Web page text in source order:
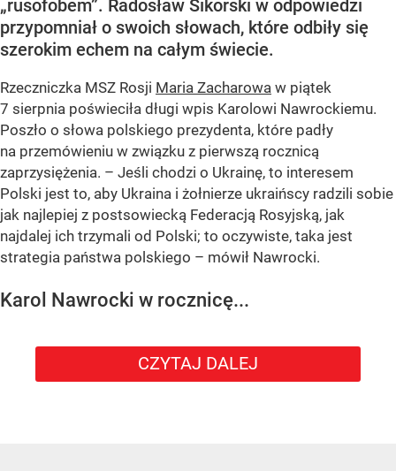
„rusofobem”. Radosław Sikorski w odpowiedzi
przypomniał o swoich słowach, które odbiły się
szerokim echem na całym świecie.
Rzeczniczka MSZ Rosji Maria Zacharowa w piątek
7 sierpnia poświeciła długi wpis Karolowi Nawrockiemu.
Poszło o słowa polskiego prezydenta, które padły
na przemówieniu w związku z pierwszą rocznicą
zaprzysiężenia. – Jeśli chodzi o Ukrainę, to interesem
Polski jest to, aby Ukraina i żołnierze ukraińscy radzili sobie
jak najlepiej z postsowiecką Federacją Rosyjską, jak
najdalej ich trzymali od Polski; to oczywiste, taka jest
strategia państwa polskiego – mówił Nawrocki.
Karol Nawrocki w rocznicę...
CZYTAJ DALEJ